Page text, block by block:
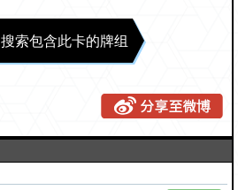
搜索包含此卡的牌组